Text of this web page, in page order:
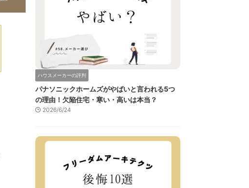
ハウスメーカーの評判
パナソニックホームズがやばいと言われる5つ
の理由！欠陥住宅・寒い・高いは本当？
2026/6/24